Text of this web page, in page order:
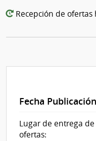
Recepción de ofertas
Fecha
Lugar de entrega de
ofertas: